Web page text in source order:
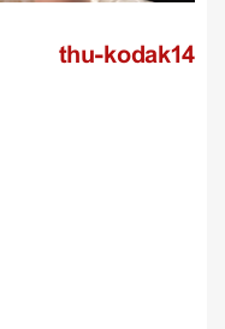
thu-kodak14